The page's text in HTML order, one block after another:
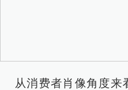
从消费者肖像角度来